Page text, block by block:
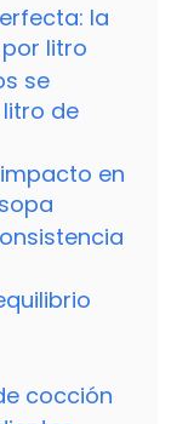
la
litro
se
de
en
cocción